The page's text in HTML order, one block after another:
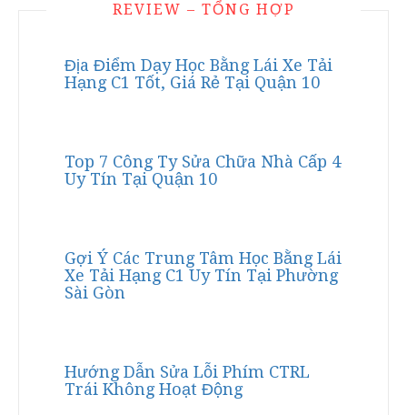
REVIEW – TỔNG HỢP
Địa Điểm Dạy Học Bằng Lái Xe Tải
Hạng C1 Tốt, Giá Rẻ Tại Quận 10
Top 7 Công Ty Sửa Chữa Nhà Cấp 4
Uy Tín Tại Quận 10
Gợi Ý Các Trung Tâm Học Bằng Lái
Xe Tải Hạng C1 Uy Tín Tại Phường
Sài Gòn
Hướng Dẫn Sửa Lỗi Phím CTRL
Trái Không Hoạt Động